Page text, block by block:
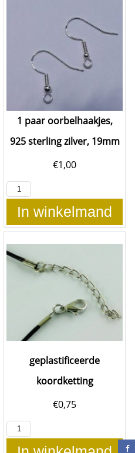
1 paar oorbelhaakjes,
925 sterling zilver, 19mm
€1,00
In winkelmand
geplastificeerde
koordketting
€0,75